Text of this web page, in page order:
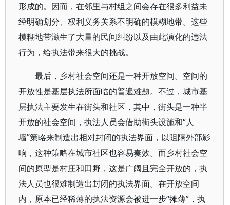
形成的。因而，在邻里与村组之间会存在很多利益未
经明确划分、权利义务关系不明确的模糊地带。这些
模糊地带滋生了大量的民间纠纷以及由此演化的违法
行为，给执法带来很大的挑战。
最后，乡村社会空间还是一种开放空间。空间的
开放性是基层执法所面临的普遍难题。不过，城市基
层执法主要发生在街头和社区，其中，街头是一种半
开放的社会空间，执法人员会借助街头设施和“人
墙”策略来制造出相对封闭的执法界面，以阻隔外部影
响，这种策略在城市社区也容易奏效。而乡村社会空
间的原型是村庄和田野，这是广阔且完全开放的，执
法人员也很难制造出封闭的执法界面。在开放空间
内，原本已经稀薄的执法资源会被进一步“摊薄”，执